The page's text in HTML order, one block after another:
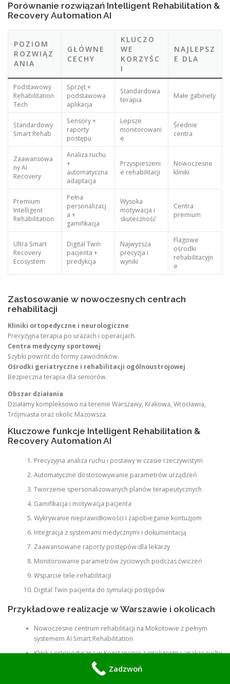
Porównanie rozwiązań Intelligent Rehabilitation &
Recovery Automation AI
POZIOM
ROZWIĄZ
ANIA
GŁÓWNE
CECHY
KLUCZO
WE
KORZYŚC
I
NAJLEPSZ
E DLA
Podstawowy
Rehabilitation
Tech
Sprzęt +
podstawowa
aplikacja
Standardowa
terapia
Małe gabinety
Standardowy
Smart Rehab
Sensory +
raporty
postępu
Lepsze
monitorowani
e
Średnie
centra
Zaawansowa
ny AI
Recovery
Analiza ruchu
+
automatyczna
adaptacja
Przyspieszeni
e rehabilitacji
Nowoczesne
kliniki
Premium
Intelligent
Rehabilitation
Pełna
personalizacj
a +
gamifikacja
Wysoka
motywacja i
skuteczność
Centra
premium
Ultra Smart
Recovery
Ecosystem
Digital Twin
pacjenta +
predykcja
Najwyższa
precyzja i
wyniki
Flagowe
ośrodki
rehabilitacyjn
e
Zastosowanie w nowoczesnych centrach
rehabilitacji
Kliniki ortopedyczne i neurologiczne
Precyzyjna terapia po urazach i operacjach.
Centra medycyny sportowej
Szybki powrót do formy zawodników.
Ośrodki geriatryczne i rehabilitacji ogólnoustrojowej
Bezpieczna terapia dla seniorów.
Obszar działania
Działamy kompleksowo na terenie Warszawy, Krakowa, Wrocławia,
Trójmiasta oraz okolic Mazowsza.
Kluczowe funkcje Intelligent Rehabilitation &
Recovery Automation AI
Precyzyjna analiza ruchu i postawy w czasie rzeczywistym
Automatyczne dostosowywanie parametrów urządzeń
Tworzenie spersonalizowanych planów terapeutycznych
Gamifikacja i motywacja pacjenta
Wykrywanie nieprawidłowości i zapobieganie kontuzjom
Integracja z systemami medycznymi i dokumentacją
Zaawansowane raporty postępów dla lekarzy
Monitorowanie parametrów życiowych podczas ćwiczeń
Wsparcie tele-rehabilitacji
Digital Twin pacjenta do symulacji postępów
Przykładowe realizacje w Warszawie i okolicach
Nowoczesne centrum rehabilitacji na Mokotowie z pełnym
systemem AI Smart Rehabilitation
Klinika ortopedyczna w Konstancinie z inteligentną analizą ruchu
Ośrodek medycyny sportowej w Ząbkach z zaawansowaną
Zadzwoń